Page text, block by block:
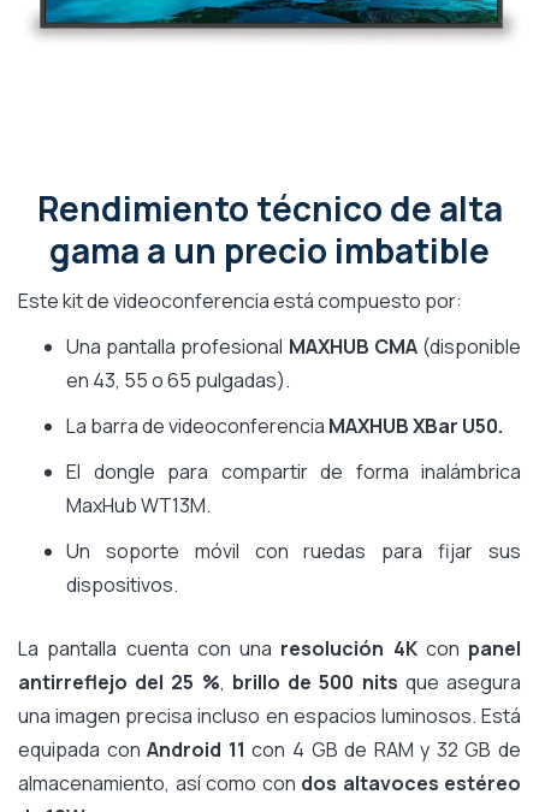
Rendimiento técnico de alta
gama a un precio imbatible
Este kit de videoconferencia está compuesto por:
Una pantalla profesional MAXHUB CMA(disponible
en 43, 55 o 65 pulgadas).
La barra de videoconferencia MAXHUB XBar U50.
El dongle para compartir de forma inalámbrica
MaxHub WT13M.
Un soporte móvil con ruedas para fijar sus
dispositivos.
La pantalla cuenta con una resolución 4Kcon panel
antirreflejo del 25 %, brillo de 500 nits que asegura
una imagen precisa incluso en espacios luminosos. Está
equipada conAndroid 11 con 4 GB de RAM y 32 GB de
almacenamiento, así como con dos altavoces estéreo